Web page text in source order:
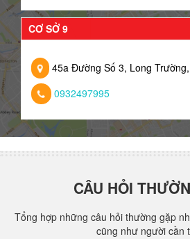
CƠ SỞ 9
45a Đường Số 3, Long
0932497995
CÂU HỎI
Tổng hợp những câu hỏi thường gặp
cũng như người cần